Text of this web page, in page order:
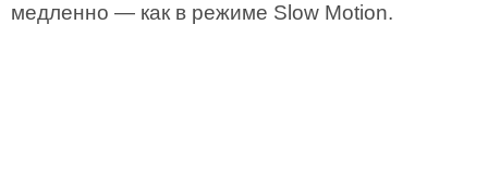
медленно — как в режиме Slow Motion.